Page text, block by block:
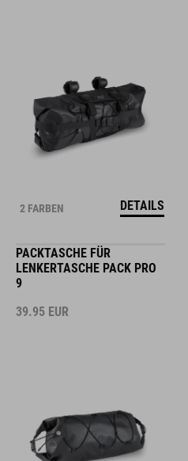
2 FARBEN DETAILS
PACKTASCHE FÜR
LENKERTASCHE PACK PRO
9
39.95 EUR